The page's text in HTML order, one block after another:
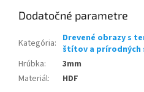
Dodatočné parametre
Kategória: Drevené obrazy s
štítov a prírodných
Hrúbka:
3mm
Materiál: HDF